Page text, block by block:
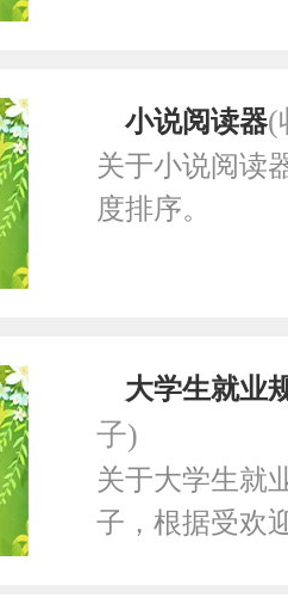
小说阅读器(
关于小说阅读
度排序。
大学生就业
子)
关于大学生就
子，根据受欢